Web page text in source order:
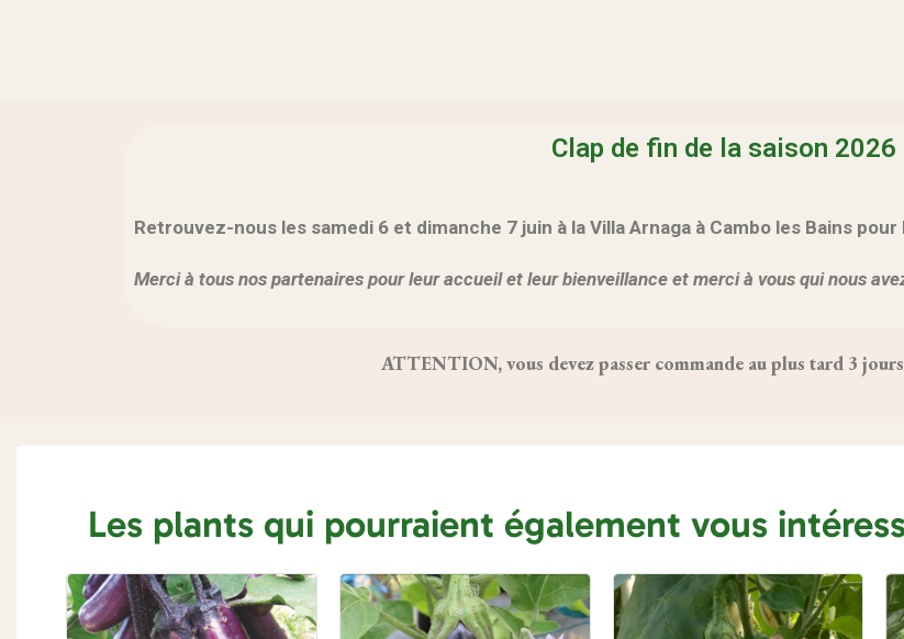
Clap de fin de la saison 2026
Retrouvez-nous les samedi 6 et dimanche 7 juin à la Villa Arnaga à Cambo les Bains
Merci à tous nos partenaires pour leur accueil et leur bienveillance et merci à vous qui nous
ATTENTION, vous devez passer commande au plus tard 3
Les plants qui pourraient également vous